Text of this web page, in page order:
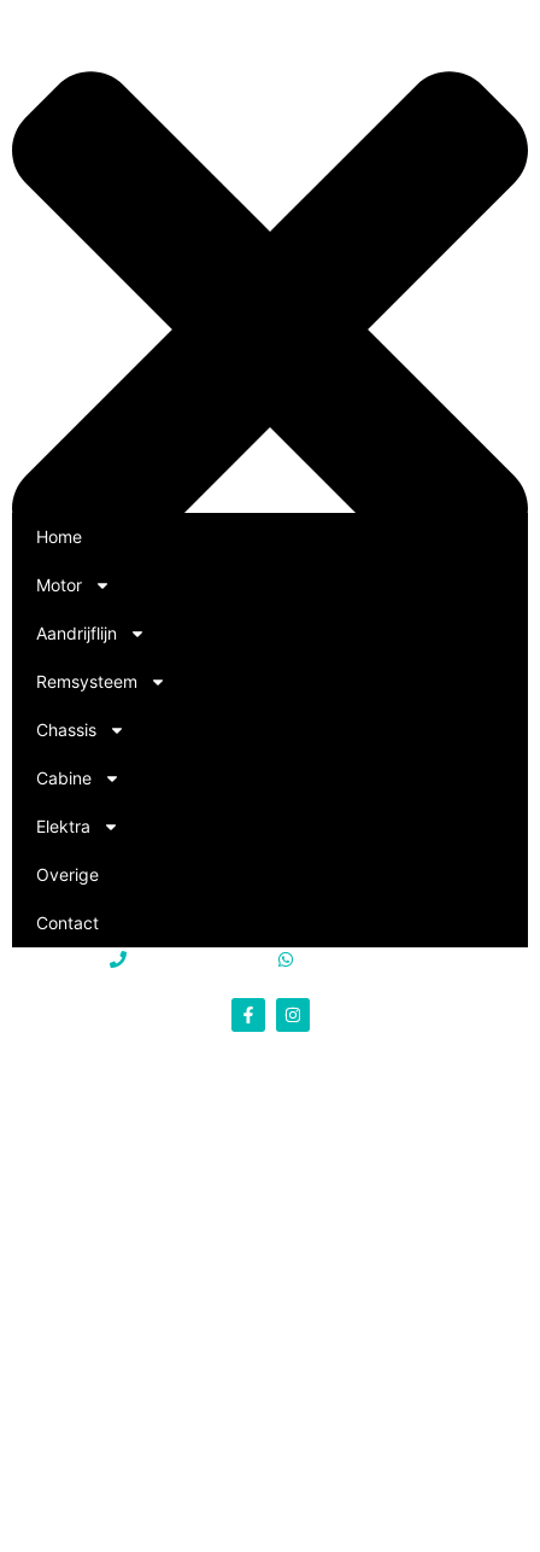
Zoeken
Home
Motor
Aandrijflijn
Remsysteem
Chassis
Cabine
Elektra
Overige
Contact